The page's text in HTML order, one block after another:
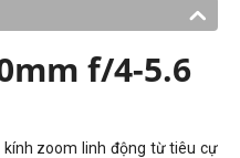
f/4-5.6
kính zoom linh động từ tiêu cự